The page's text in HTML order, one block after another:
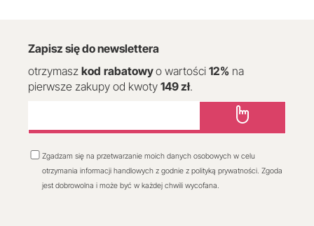
Zapisz się do newslettera
otrzymasz kod rabatowyo wartości 12% na
pierwsze zakupy od kwoty 149 zł.
Zgadzam się na przetwarzanie moich danych osobowych w celu
otrzymania informacji handlowych z godnie z polityką prywatności. Zgoda
jest dobrowolna i może być w każdej chwili wycofana.